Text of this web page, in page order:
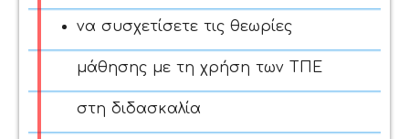
να συσχετίσετε τις θεωρίες
μάθησης με τη χρήση των ΤΠΕ
στη διδασκαλία